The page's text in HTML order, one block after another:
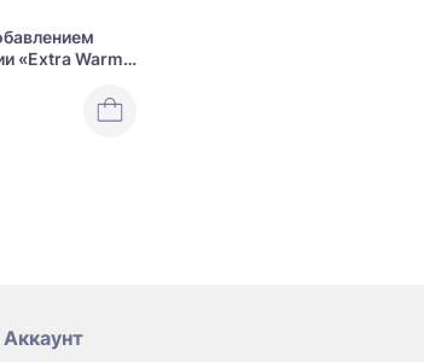
«Extra Warm
T-Shirt
Аккаунт